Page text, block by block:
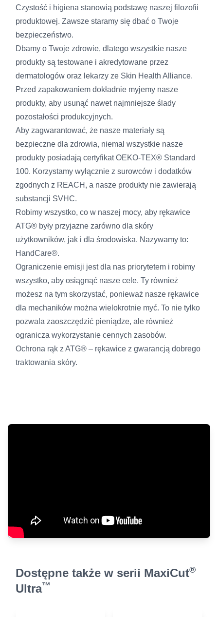
Czystość i higiena stanowią podstawę naszej filozofii
produktowej. Zawsze staramy się dbać o Twoje
bezpieczeństwo.
Dbamy o Twoje zdrowie, dlatego wszystkie nasze
produkty są testowane i akredytowane przez
dermatologów oraz lekarzy ze Skin Health Alliance.
Przed zapakowaniem dokładnie myjemy nasze
produkty, aby usunąć nawet najmniejsze ślady
pozostałości produkcyjnych.
Aby zagwarantować, że nasze materiały są
bezpieczne dla zdrowia, niemal wszystkie nasze
produkty posiadają certyfikat OEKO-TEX® Standard
100. Korzystamy wyłącznie z surowców i dodatków
zgodnych z REACH, a nasze produkty nie zawierają
substancji SVHC.
Robimy wszystko, co w naszej mocy, aby rękawice
ATG® były przyjazne zarówno dla skóry
użytkowników, jak i dla środowiska. Nazywamy to:
HandCare®.
Ograniczenie emisji jest dla nas priorytetem i robimy
wszystko, aby osiągnąć nasze cele. Ty również
możesz na tym skorzystać, ponieważ nasze rękawice
dla mechaników można wielokrotnie myć. To nie tylko
pozwala zaoszczędzić pieniądze, ale również
ogranicza wykorzystanie cennych zasobów.
Ochrona rąk z ATG® – rękawice z gwarancją dobrego
traktowania skóry.
Dostępne także w serii MaxiCut®
Ultra™